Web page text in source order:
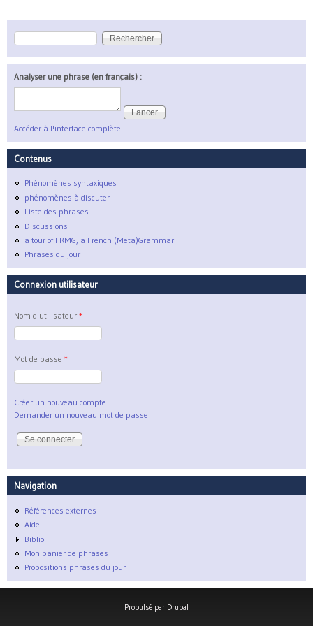
Formulaire de recherche
Rechercher
Analyser une phrase (en français) :
Accéder à l'interface complète.
Contenus
Phénomènes syntaxiques
phénomènes à discuter
Liste des phrases
Discussions
a tour of FRMG, a French (Meta)Grammar
Phrases du jour
Connexion utilisateur
Nom d'utilisateur *
Mot de passe *
Créer un nouveau compte
Demander un nouveau mot de passe
Navigation
Références externes
Aide
Biblio
Mon panier de phrases
Propositions phrases du jour
Propulsé par Drupal